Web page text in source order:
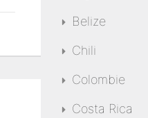
Belize
Chili
Colombie
Costa Rica